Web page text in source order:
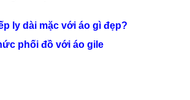
ly dài mặc với áo gì đẹp?
phối đồ với áo gile